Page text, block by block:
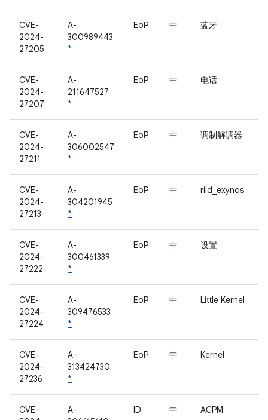
CVE-
2024-
27205
A-
300989443
*
EoP 中 蓝牙
CVE-
2024-
27207
A-
211647527
*
EoP 中 电话
CVE-
2024-
27211
A-
306002547
*
EoP 中 调制解调器
CVE-
2024-
27213
A-
304201945
*
EoP 中 rild_exynos
CVE-
2024-
27222
A-
300461339
*
EoP 中 设置
CVE-
2024-
27224
A-
309476533
*
EoP 中 Little Kernel
CVE-
2024-
27236
A-
313424730
*
EoP 中 Kernel
CVE-
A-
ID 中 ACPM